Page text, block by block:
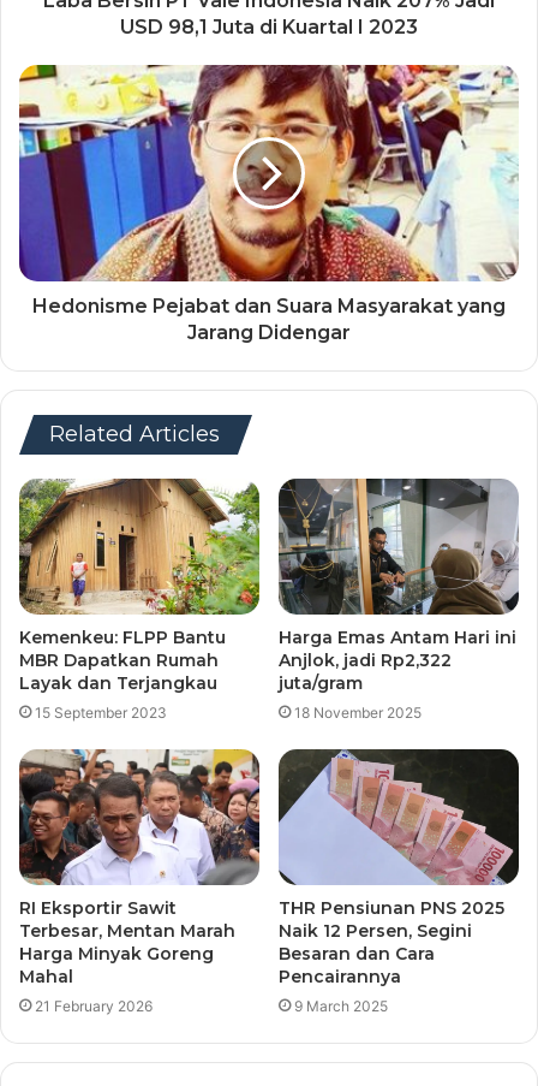
USD 98,1 Juta di Kuartal I 2023
Hedonisme Pejabat dan Suara Masyarakat yang
Jarang Didengar
Related Articles
Kemenkeu: FLPP Bantu
MBR Dapatkan Rumah
Layak dan Terjangkau
15 September 2023
Harga Emas Antam Hari ini
Anjlok, jadi Rp2,322
juta/gram
18 November 2025
RI Eksportir Sawit
Terbesar, Mentan Marah
Harga Minyak Goreng
Mahal
21 February 2026
THR Pensiunan PNS 2025
Naik 12 Persen, Segini
Besaran dan Cara
Pencairannya
9 March 2025